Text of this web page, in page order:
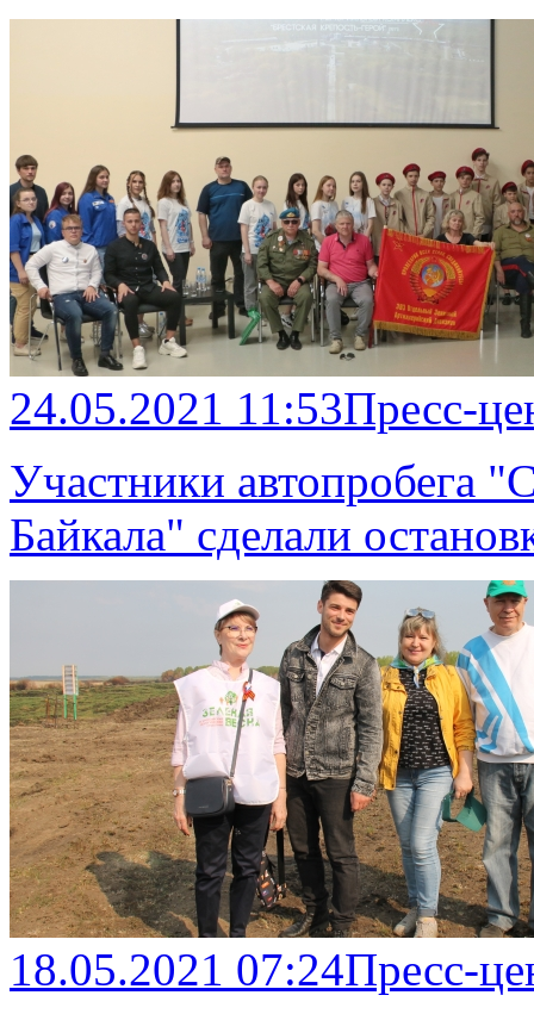
24.05.2021 11:53Пресс-
Участники автопробега
Байкала" сделали
18.05.2021 07:24Пресс-